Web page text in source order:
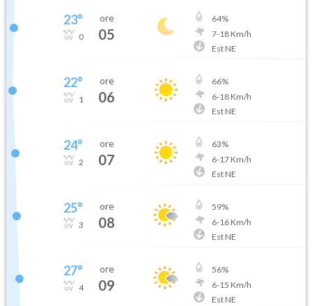
23°
0
ore
05
64%
7-18Km/h
Est NE
22°
1
ore
06
66%
6-18Km/h
Est NE
24°
2
ore
07
63%
6-17Km/h
Est NE
25°
3
ore
08
59%
6-16Km/h
Est NE
27°
4
ore
09
56%
6-15 Km/h
Est NE